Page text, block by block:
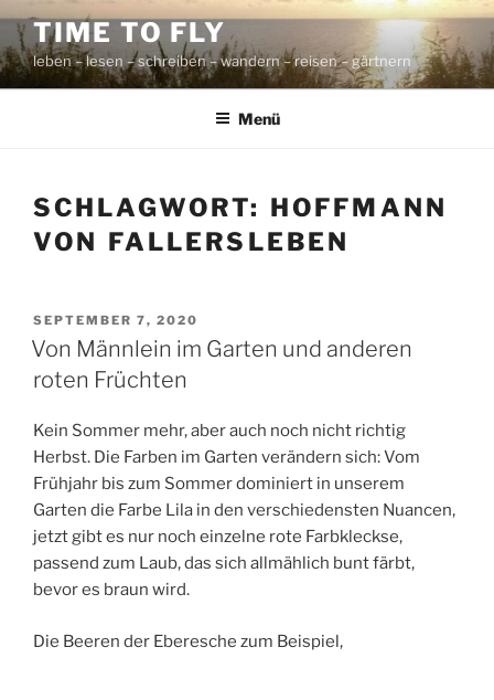
Zum
Inhalt
springen
TIME TO FLY
leben – lesen – schreiben – wandern – reisen – gärtnern
Menü
SCHLAGWORT: HOFFMANN
VON FALLERSLEBEN
VERÖFFENTLICHT
AM
SEPTEMBER 7, 2020
Von Männlein im Garten und anderen
roten Früchten
Kein Sommer mehr, aber auch noch nicht richtig
Herbst. Die Farben im Garten verändern sich: Vom
Frühjahr bis zum Sommer dominiert in unserem
Garten die Farbe Lila in den verschiedensten Nuancen,
jetzt gibt es nur noch einzelne rote Farbkleckse,
passend zum Laub, das sich allmählich bunt färbt,
bevor es braun wird.
Die Beeren der Eberesche zum Beispiel,